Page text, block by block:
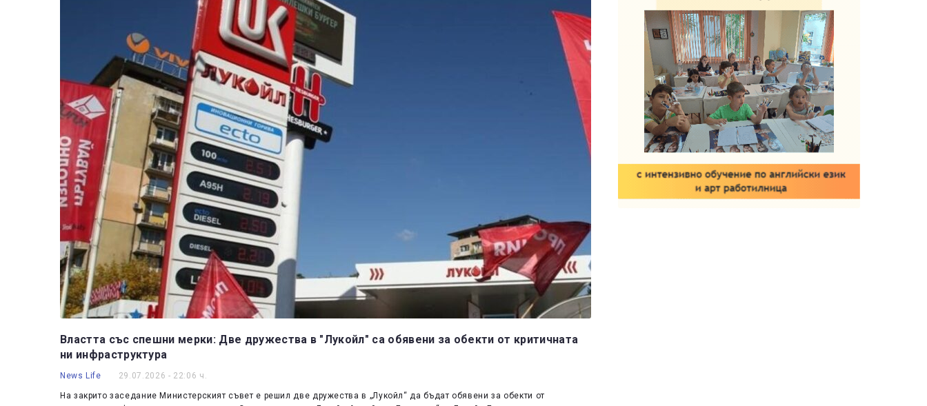
Властта със спешни мерки: Две дружества в "Лукойл" са обявени за обекти от критичната
ни инфраструктура
News Life 29.07.2026 - 22:06 ч.
На закрито заседание Министерският съвет е решил две дружества в „Лукойл“ да бъдат обявени за обекти от